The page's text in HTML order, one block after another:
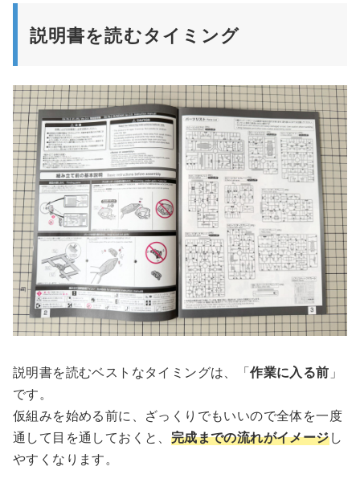
説明書を読むタイミング
説明書を読むベストなタイミングは、「作業に入る前 」
です。
仮組みを始める前に、ざっくりでもいいので全体を一度
通して目を通しておくと、 完成までの流れがイメージし
やすくなります。